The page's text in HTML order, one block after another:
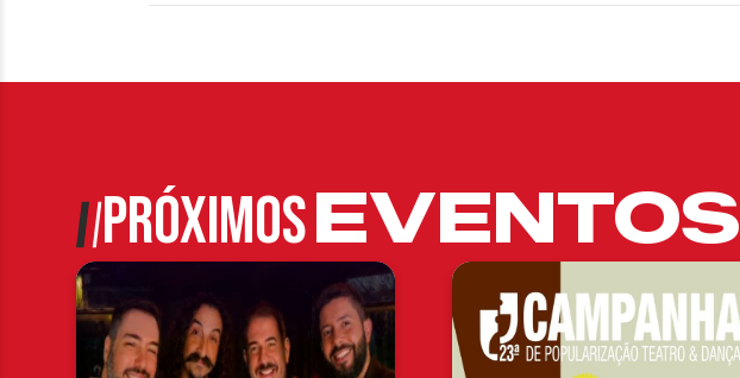
PRÓXIMOSEVENTOS